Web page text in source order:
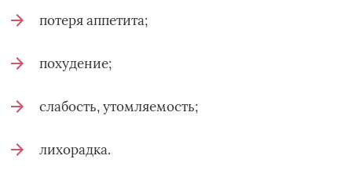
потеря аппетита;
похудение;
слабость, утомляемость;
лихорадка.